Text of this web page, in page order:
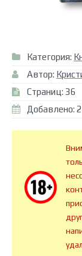
Категория:
Автор:
Страниц: 36
Добавлено: